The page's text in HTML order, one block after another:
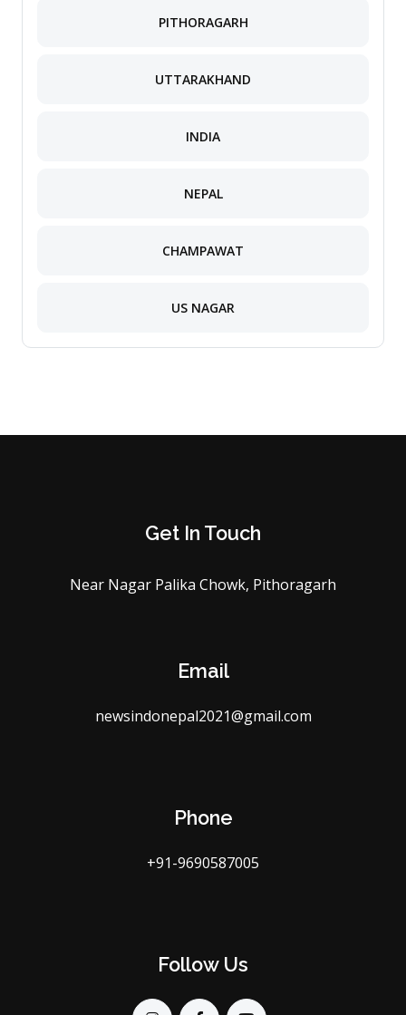
PITHORAGARH
UTTARAKHAND
INDIA
NEPAL
CHAMPAWAT
US NAGAR
Get In Touch
Near Nagar Palika Chowk, Pithoragarh
Email
newsindonepal2021@gmail.com
Phone
+91-9690587005
Follow Us